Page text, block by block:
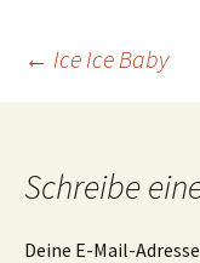
← Ice Ice Baby
Schreibe
Deine E-Mail-